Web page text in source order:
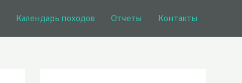
Календарь походов Отчеты Контакты